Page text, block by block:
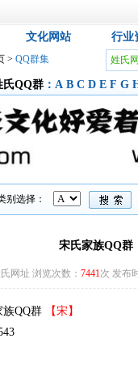
文化网站 行业
> QQ群集 姓氏
氏QQ群 ： A B C D E F G
别选择：
宋氏家族QQ群
网址 浏览次数： 7441次 发布
族QQ群
【宋】